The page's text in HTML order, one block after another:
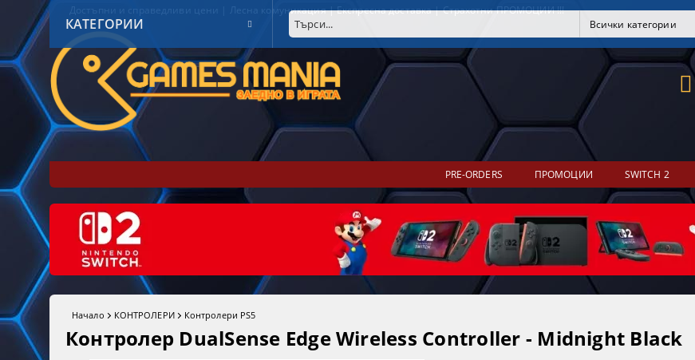
Достъпни и справедливи цени | Лесна комуникация | Експресна доставка | Страхотни ПРОМОЦИИ !!!
КАТЕГОРИИ
PRE-ORDERS ПРОМОЦИИ SWITCH 2
Начало КОНТРОЛЕРИ Контролери PS5
Контролер DualSense Edge Wireless Controller - Midnight Black